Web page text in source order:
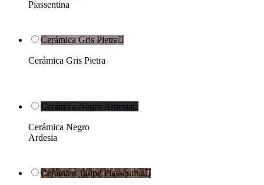
Piassentina
Cerámica Gris Pietra
Cerámica Gris Pietra
Cerámica Negro Ardesia
Cerámica Negro
Ardesia
Cerámica Taupe Piassentina